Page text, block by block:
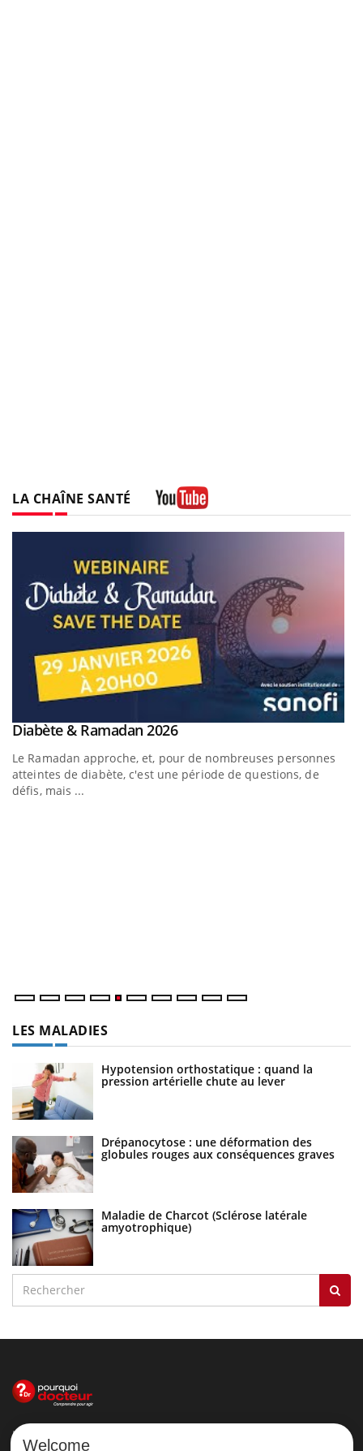
LA CHAÎNE SANTÉ
Youtube
Diabète & Ramadan 2026Youtube
Le Ramadan approche, et, pour de nombreuses personnes
atteintes de diabète, c'est une période de questions, de
défis, mais ...
Youtube
Un « jumeau numérique » pour faciliter l’accès à la
Un établissement lié à un groupe mutualiste innove en
matière de bilan de santé : l'utilisation d'un « jumeau
LES MALADIES
Hypotension orthostatique : quand la
pression artérielle chute au lever
Drépanocytose : une déformation des
globules rouges aux conséquences graves
Maladie de Charcot (Sclérose latérale
amyotrophique)
Le site santé de référence avec chaque jour toute l'actualité
Welcome